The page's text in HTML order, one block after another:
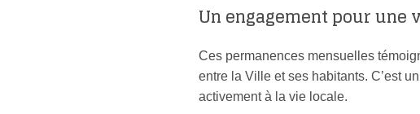
Un engagement pour une
Ces permanences mensuelles
entre la Ville et ses habitants. C’est
activement à la vie locale.